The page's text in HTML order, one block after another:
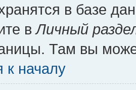
в базе
вЛичный
Там вы
к началу